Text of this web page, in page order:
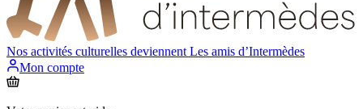
Nos activités culturelles deviennent Les amis d’Intermèdes
Mon compte